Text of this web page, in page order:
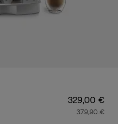
329,00 €
379,90 €